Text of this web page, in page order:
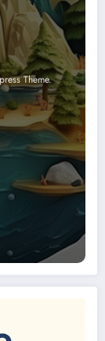
Theme.